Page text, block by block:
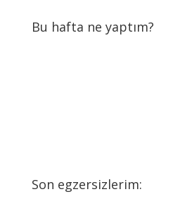
Bu hafta ne yaptım?
Son egzersizlerim: